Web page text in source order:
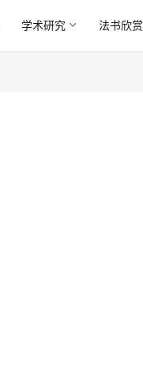
学术研究 法书欣赏